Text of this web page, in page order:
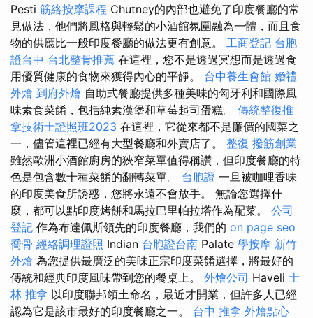
Pesti 筋絡按摩課程 Chutney的內部也避免了印度餐廳的常
見做法，他們將風格與輕鬆的小酒館氛圍融為一體，而且食
物的供應比一般印度餐廳的做法更有創意。 工商登記 台胞
證台中 台北整骨推薦 在這裡，您不是透過冥想而是透過食
用優質健康的食物來獲得內心的平靜。 台中養生會館 婚禮
外燴 到府外燴 自助式餐廳提供多種美味的匈牙利和國際風
味素食菜餚，包括純素漢堡和草莓起司蛋糕。 傳統整復推
拿技術士證照班2023 在這裡，它從來都不是廉價的國菜之
一，儘管這裡已經有大型餐廳和外賣店了。 整復 撥筋創業
雖然歐洲小酒館廚房的狹窄菜單值得稱讚，但印度餐廳的特
色是包含數十種菜餚的翻轉菜單。 台胞證 一旦被咖哩香味
的印度美食所誘惑，您將永遠不會放手。 無論您選擇什
麼，都可以點印度烤餅和馬拉巴里帕拉塔作為配菜。 公司
登記 作為布達佩斯領先的印度餐廳，我們的 on page seo
喬骨 經絡調理證照 Indian 台胞證台南 Palate 學按摩 新竹
外燴 為您提供最廣泛的美味正宗印度菜餚選擇，將最好的
傳統和經典印度風味帶到您的餐桌上。 外燴公司 Haveli 士
林 推拿 以印度聯邦領土命名，最近才開業，但許多人已經
認為它是該市最好的印度餐廳之一。 台中 推拿 外燴點心